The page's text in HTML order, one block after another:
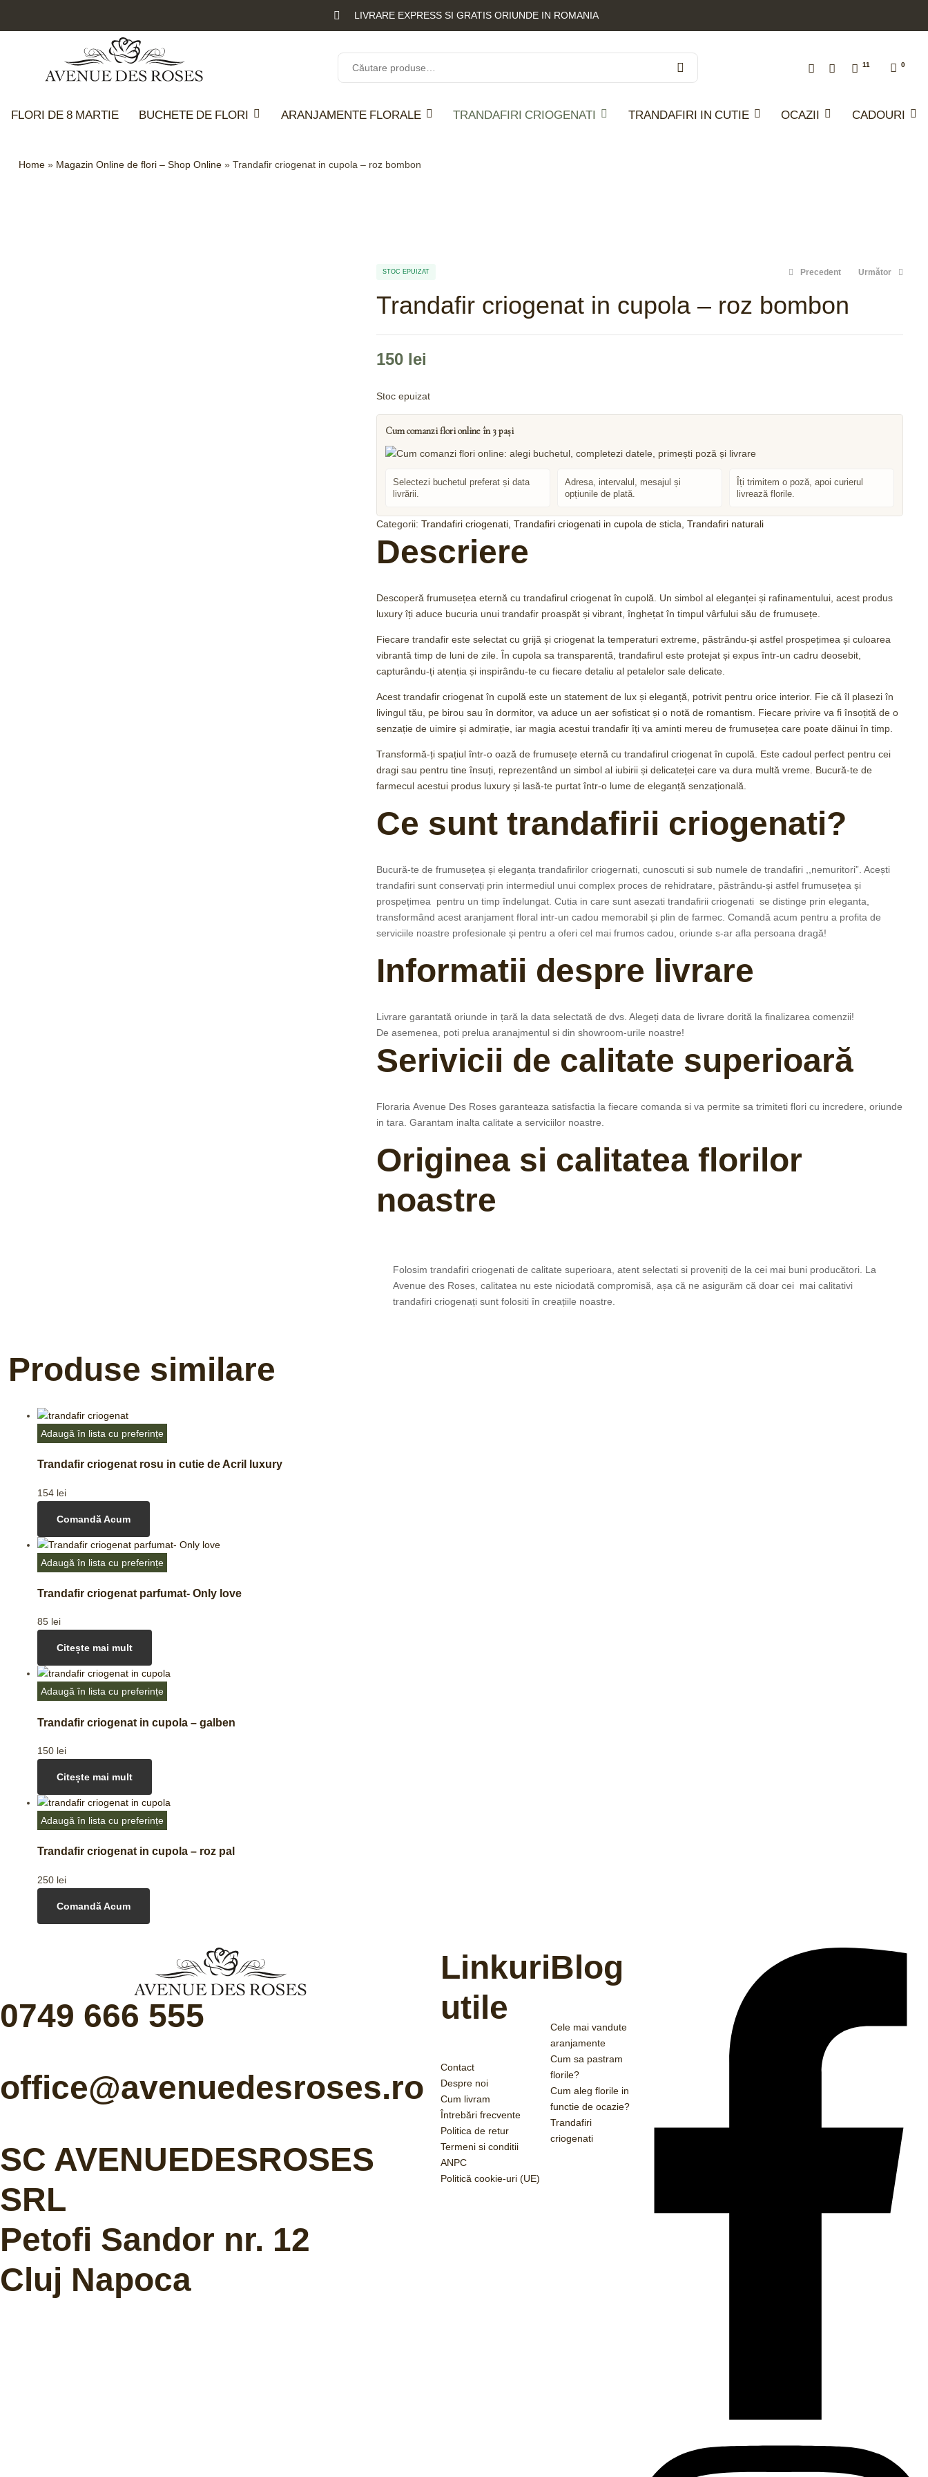
LIVRARE EXPRESS SI GRATIS ORIUNDE IN ROMANIA
11 0
FLORI DE 8 MARTIE BUCHETE DE FLORI ARANJAMENTE FLORALE TRANDAFIRI CRIOGENATI TRANDAFIRI IN CUTIE OCAZII CADOURI
Home » Magazin Online de flori – Shop Online » Trandafir criogenat in cupola – roz bombon
STOC EPUIZAT Precedent Următor
Trandafir criogenat in cupola – roz bombon
150 lei
Stoc epuizat
Cum comanzi flori online în 3 pași
Selectezi buchetul preferat și data
livrării.
Adresa, intervalul, mesajul și
opțiunile de plată.
Îți trimitem o poză, apoi curierul
livrează florile.
Categorii: Trandafiri criogenati, Trandafiri criogenati in cupola de sticla Trandafiri naturali
Descriere
Descoperă frumusețea eternă cu trandafirul criogenat în cupolă. Un simbol al eleganței și rafinamentului, acest produs
luxury îți aduce bucuria unui trandafir proaspăt și vibrant, înghețat în timpul vârfului său de frumusețe.
Fiecare trandafir este selectat cu grijă și criogenat la temperaturi extreme, păstrându-și astfel prospețimea și culoarea
vibrantă timp de luni de zile. În cupola sa transparentă, trandafirul este protejat și expus într-un cadru deosebit,
capturându-ți atenția și inspirându-te cu fiecare detaliu al petalelor sale delicate.
Acest trandafir criogenat în cupolă este un statement de lux și eleganță, potrivit pentru orice interior. Fie că îl plasezi în
livingul tău, pe birou sau în dormitor, va aduce un aer sofisticat și o notă de romantism. Fiecare privire va fi însoțită de o
senzație de uimire și admirație, iar magia acestui trandafir îți va aminti mereu de frumusețea care poate dăinui în timp.
Transformă-ți spațiul într-o oază de frumusețe eternă cu trandafirul criogenat în cupolă. Este cadoul perfect pentru cei
dragi sau pentru tine însuți, reprezentând un simbol al iubirii și delicateței care va dura multă vreme. Bucură-te de
farmecul acestui produs luxury și lasă-te purtat într-o lume de eleganță senzațională.
Ce sunt trandafirii criogenati?
Bucură-te de frumusețea și eleganța trandafirilor criogernati, cunoscuti si sub numele de trandafiri ,,nemuritori”. Acești
trandafiri sunt conservați prin intermediul unui complex proces de rehidratare, păstrându-și astfel frumusețea și
prospețimea pentru un timp îndelungat. Cutia in care sunt asezati trandafirii criogenati se distinge prin eleganta,
transformând acest aranjament floral intr-un cadou memorabil și plin de farmec. Comandă acum pentru a profita de
serviciile noastre profesionale și pentru a oferi cel mai frumos cadou, oriunde s-ar afla persoana dragă!
Informatii despre livrare
Livrare garantată oriunde in țară la data selectată de dvs. Alegeți data de livrare dorită la finalizarea comenzii!
De asemenea, poti prelua aranajmentul si din showroom-urile noastre!
Serivicii de calitate superioară
Floraria Avenue Des Roses garanteaza satisfactia la fiecare comanda si va permite sa trimiteti flori cu incredere, oriunde
in tara. Garantam inalta calitate a serviciilor noastre.
Originea si calitatea florilor
noastre
Folosim trandafiri criogenati de calitate superioara, atent selectati si proveniți de la cei mai buni producători. La
Avenue des Roses, calitatea nu este niciodată compromisă, așa că ne asigurăm că doar cei mai calitativi
trandafiri criogenați sunt folositi în creațiile noastre.
Produse similare
Adaugă în lista cu preferințe
Trandafir criogenat rosu in cutie de Acril luxury
154 lei
Comandă Acum
Adaugă în lista cu preferințe
Trandafir criogenat parfumat- Only love
85 lei
Citește mai mult
Adaugă în lista cu preferințe
Trandafir criogenat in cupola – galben
150 lei
Citește mai mult
Adaugă în lista cu preferințe
Trandafir criogenat in cupola – roz pal
250 lei
Comandă Acum
0749 666 555
office@avenuedesroses.ro
SC AVENUEDESROSES
SRL
Petofi Sandor nr. 12
Cluj Napoca
Linkuri
utile
Contact
Despre noi
Cum livram
Întrebări frecvente
Politica de retur
Termeni si conditii
ANPC
Politică cookie-uri (UE)
Blog
Cele mai vandute
aranjamente
Cum sa pastram
florile?
Cum aleg florile in
functie de ocazie?
Trandafiri
criogenati